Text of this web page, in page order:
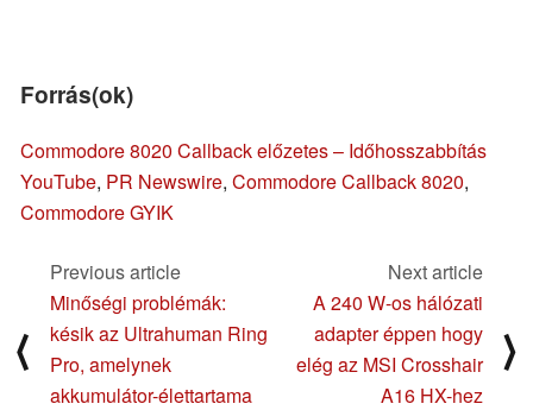
Forrás(ok)
Commodore 8020 Callback előzetes – Időhosszabbítás
YouTube, PR Newswire, Commodore Callback 8020,
Commodore GYIK
⟨
Previous article
Minőségi problémák:
késik az Ultrahuman Ring
Pro, amelynek
akkumulátor-élettartama
Next article
A 240 W-os hálózati
adapter éppen hogy
elég az MSI Crosshair
A16 HX-hez
⟩